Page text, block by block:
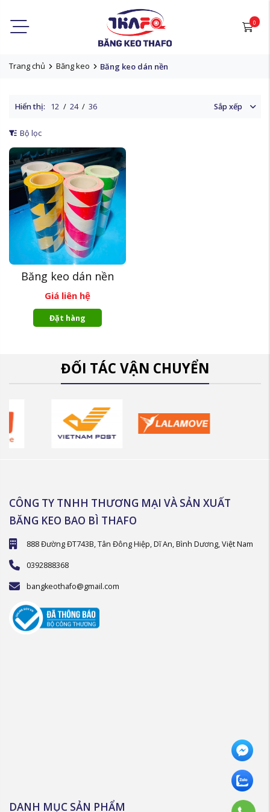
0
Trang chủ Băng keo Băng keo dán nền
Hiển thị: 12 / 24 / 36 Sắp xếp
Bộ lọc
Băng keo dán nền
Giá liên hệ
Đặt hàng
ĐỐI TÁC VẬN CHUYỂN
CÔNG TY TNHH THƯƠNG MẠI VÀ SẢN XUẤT
BĂNG KEO BAO BÌ THAFO
888 Đường ĐT743B, Tân Đông Hiệp, Dĩ An, Bình Dương, Việt Nam
0392888368
bangkeothafo@gmail.com
DANH MỤC SẢN PHẨM